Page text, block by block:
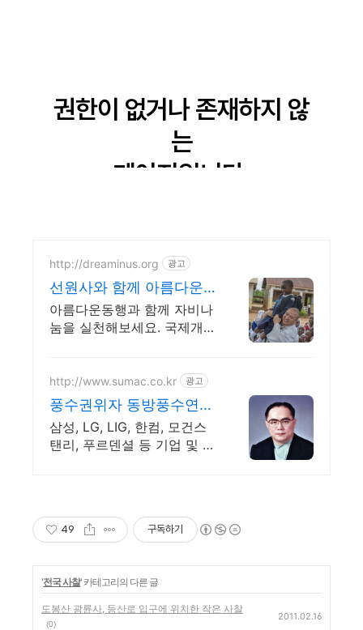
http://dreaminus.org 광고
선원사와 함께 아름다운
동행 대한불교조계종 설
립 모금기관
아름다운동행과 함께 자비나
눔을 실천해보세요. 국제개
http://www.sumac.co.kr 광고
풍수권위자 동방풍수연구
원
삼성, LG, LIG, 한컴, 모건스
탠리, 푸르덴셜 등 기업 및 개
49 구독하기
'전국 사찰' 카테고리의 다른 글
도봉산 광륜사, 등산로 입구에 위치한 작은 사찰
(0)
2011.02.16